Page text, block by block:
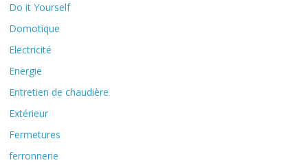
Do it Yourself
Domotique
Electricité
Energie
Entretien de chaudière
Extérieur
Fermetures
ferronnerie